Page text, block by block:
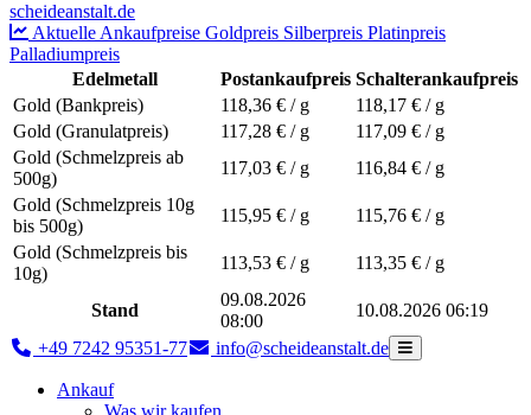
scheideanstalt.de
Aktuelle Ankaufpreise Goldpreis Silberpreis Platinpreis
Palladiumpreis
Edelmetall
Postankaufpreis Schalterankaufpreis
Gold (Bankpreis)
118,36 € / g 118,17 € / g
Gold (Granulatpreis)
117,28 € / g 117,09 € / g
Gold (Schmelzpreis ab
500g)
117,03 € / g 116,84 € / g
Gold (Schmelzpreis 10g
bis 500g)
115,95 € / g 115,76 € / g
Gold (Schmelzpreis bis
10g)
113,53 € / g 113,35 € / g
Stand
09.08.2026
08:00
10.08.2026 06:19
+49 7242 95351-77 info@scheideanstalt.de
Ankauf
Was wir kaufen